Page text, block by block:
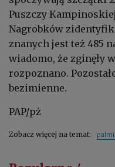
Puszczy
Nagrobków
znanych jest też 485
wiadomo, że zginęły
rozpoznano.
bezimienne.
PAP/pż
Zobacz więcej na temat: